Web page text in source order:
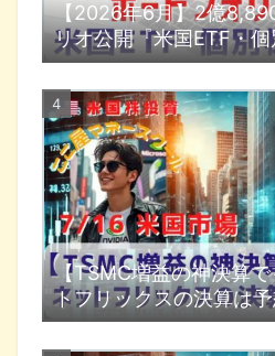
【2026年6月】2億
リオ公開『米国ETF・
【TSMC増益の神決算
トフリックスの決算は